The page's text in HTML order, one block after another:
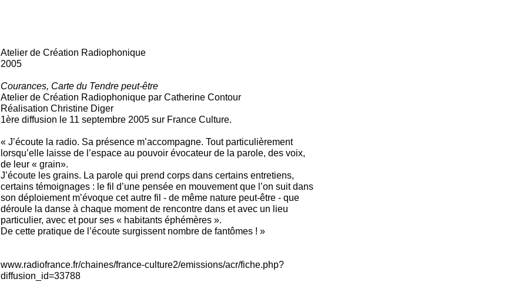
Atelier de Création Radiophonique
2005
Courances, Carte du Tendre peut-être
Atelier de Création Radiophonique par Catherine Contour
Réalisation Christine Diger
1ère diffusion le 11 septembre 2005 sur France Culture.
« J’écoute la radio. Sa présence m’accompagne. Tout particulièrement
lorsqu’elle laisse de l’espace au pouvoir évocateur de la parole, des voix,
de leur « grain».
J’écoute les grains. La parole qui prend corps dans certains entretiens,
certains témoignages : le fil d’une pensée en mouvement que l’on suit dans
son déploiement m’évoque cet autre fil - de même nature peut-être - que
déroule la danse à chaque moment de rencontre dans et avec un lieu
particulier, avec et pour ses « habitants éphémères ».
De cette pratique de l’écoute surgissent nombre de fantômes ! »
www.radiofrance.fr/chaines/france-culture2/emissions/acr/fiche.php?
diffusion_id=33788